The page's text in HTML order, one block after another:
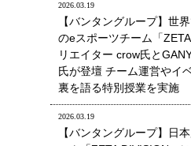
2026.03.19
【バンタングループ】世
のeスポーツチーム「
リエイター crow氏と
氏が登壇 チーム運営やイ
裏を語る特別授業を実施
2026.03.19
【バンタングループ】日